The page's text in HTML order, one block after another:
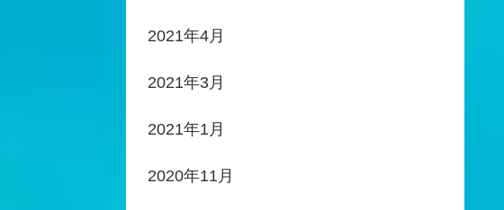
2021年4月
2021年3月
2021年1月
2020年11月